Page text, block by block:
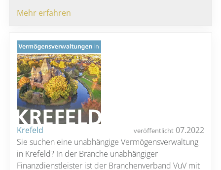
Mehr erfahren
Krefeld veröffentlicht07.2022
Sie suchen eine unabhängige Vermögensverwaltung
in Krefeld? In der Branche unabhängiger
Finanzdienstleister ist der Branchenverband VuV mit